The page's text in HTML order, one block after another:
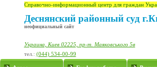
Справочно-информационный центр для граждан
Деснянский районный суд
неофициальный сайт
Украина, Киев 02225, пр-т. Маяковського 5в
тел.: (044) 534-00-99